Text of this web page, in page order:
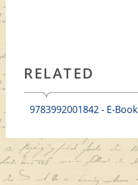
RELATED
9783992001842 - E-Book